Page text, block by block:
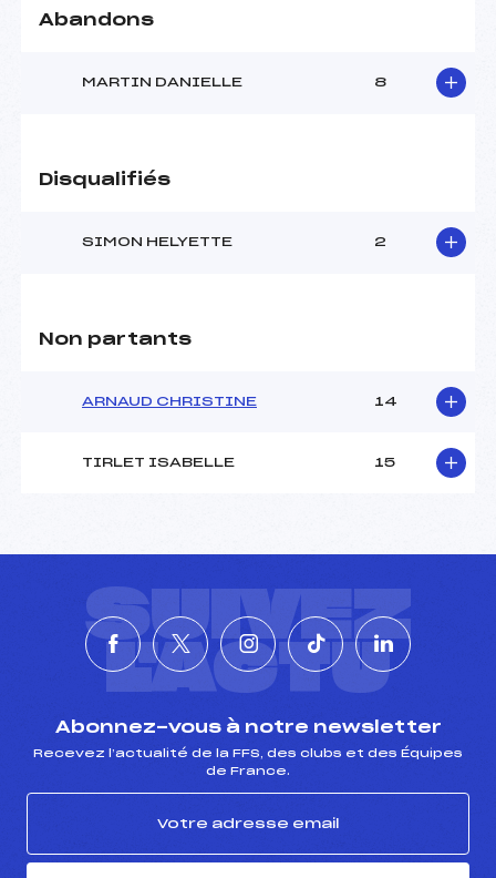
155.6200
Catégorie :
MAS+VET
Abandons
MARTIN DANIELLE 8
Disqualifiés
SIMON HELYETTE 2
Non partants
ARNAUD CHRISTINE 14
TIRLET ISABELLE 15
SUIVEZ
L'ACTU
Abonnez-vous à notre newsletter
Recevez l’actualité de la FFS, des clubs et des Équipes
de France.